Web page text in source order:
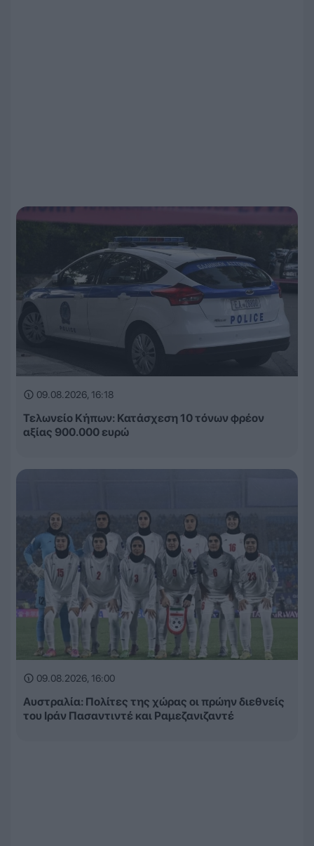
09.08.2026, 16:18
Τελωνείο Κήπων: Κατάσχεση 10 τόνων φρέον
αξίας 900.000 ευρώ
09.08.2026, 16:00
Αυστραλία: Πολίτες της χώρας οι πρώην διεθνείς
του Ιράν Πασαντιντέ και Ραμεζανιζαντέ